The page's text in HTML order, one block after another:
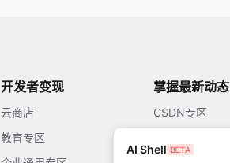
AI Shell
开发者变现
云商店
教育专区
掌握最新动态
CSDN专区